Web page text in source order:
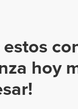
estos
hoy